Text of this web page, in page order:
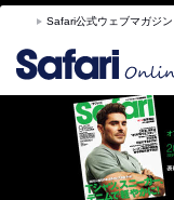
Safari公式ウェブマガジン